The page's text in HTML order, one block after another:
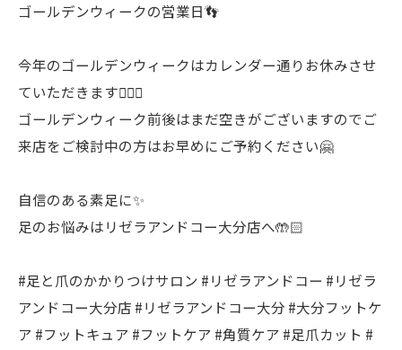
ゴールデンウィークの営業日👣
今年のゴールデンウィークはカレンダー通りお休みさせ
ていただきます🙇🏻‍♀️
ゴールデンウィーク前後はまだ空きがございますのでご
来店をご検討中の方はお早めにご予約ください🤗
自信のある素足に✨
足のお悩みはリゼラアンドコー大分店へ🤲🏻
#足と爪のかかりつけサロン #リゼラアンドコー #リゼラ
アンドコー大分店 #リゼラアンドコー大分 #大分フットケ
ア #フットキュア #フットケア #角質ケア #足爪カット #